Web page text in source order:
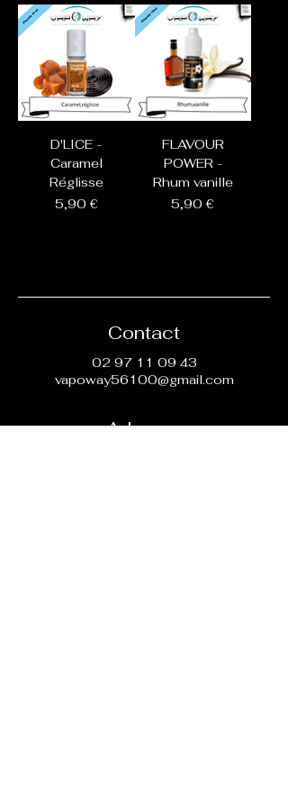
D'LICE -
Caramel
Réglisse
Prix
5,90 €
FLAVOUR
POWER -
Rhum vanille
Prix
5,90 €
Contact
02 97 11 09 43
vapoway56100@gmail.com
Adresse